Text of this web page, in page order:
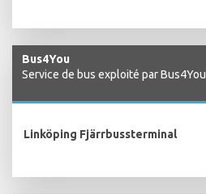
Bus4You
Service de bus exploité par Bus4You
Linköping Fjärrbussterminal